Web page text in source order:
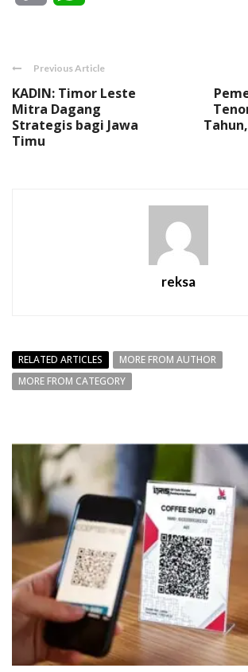
Previous Article
KADIN: Timor Leste
Mitra Dagang
Strategis bagi Jawa
Timu
reksa
RELATED ARTICLES
MORE FROM AUTHOR
MORE FROM CATEGORY